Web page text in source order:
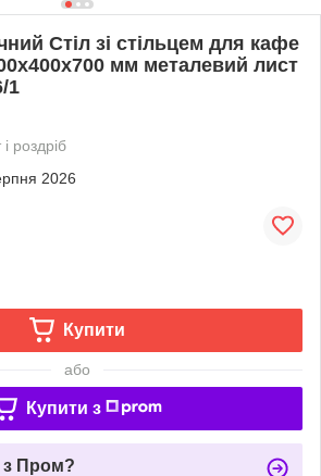
Стіл зі стільцем для кафе
мм металевий лист
1
роздріб
2026
Купити
або
Купити з
з Пром?